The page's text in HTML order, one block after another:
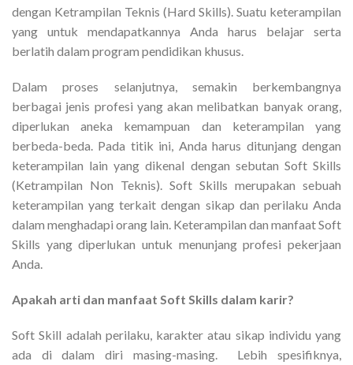
dengan Ketrampilan Teknis (Hard Skills). Suatu keterampilan
yang untuk mendapatkannya Anda harus belajar serta
berlatih dalam program pendidikan khusus.
Dalam proses selanjutnya, semakin berkembangnya
berbagai jenis profesi yang akan melibatkan banyak orang,
diperlukan aneka kemampuan dan keterampilan yang
berbeda-beda. Pada titik ini, Anda harus ditunjang dengan
keterampilan lain yang dikenal dengan sebutan Soft Skills
(Ketrampilan Non Teknis). Soft Skills merupakan sebuah
keterampilan yang terkait dengan sikap dan perilaku Anda
dalam menghadapi orang lain. Keterampilan dan manfaat Soft
Skills yang diperlukan untuk menunjang profesi pekerjaan
Anda.
Apakah arti dan manfaat Soft Skills dalam karir?
Soft Skill adalah perilaku, karakter atau sikap individu yang
ada di dalam diri masing-masing. Lebih spesifiknya,